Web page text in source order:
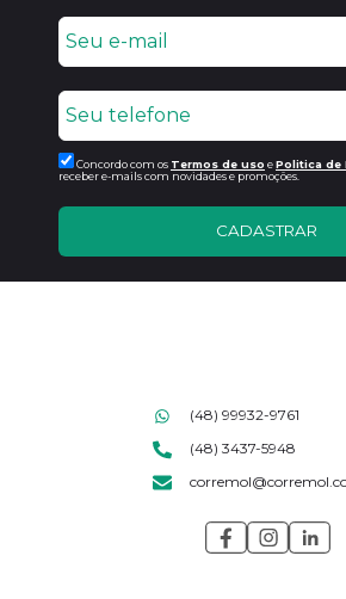
Concordo com os Termos de uso ePolitica de
receber e-mails com novidades e promoções.
CADASTRAR
(48) 99932-9761
(48) 3437-5948